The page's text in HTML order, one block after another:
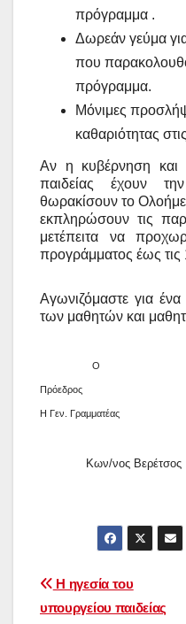
πρόγραμμα .
Δωρεάν γεύμα
που
πρόγραμμα.
Μόνιμες
καθαριότητας
Αν η κυβέρνηση και
παιδείας έχουν
θωρακίσουν το
εκπληρώσουν τις
μετέπειτα να
προγράμματος έως τις
Αγωνιζόμαστε για
των μαθητών και
Ο
Η Γεν. Γραμματέας
Κων/νος
Αργυρώ
Πλοήγηση
Η ηγεσία του
υπουργείου παιδείας